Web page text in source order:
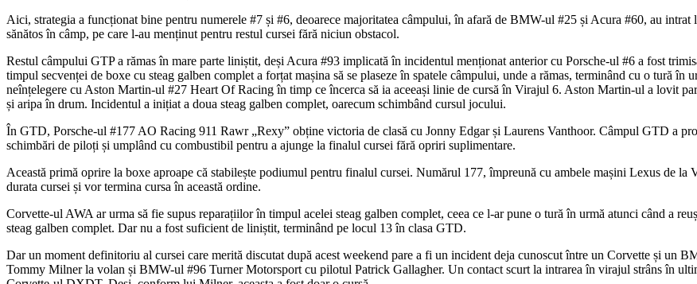
Aici, strategia a funcționat bine pentru numerele #7 și #6, deoarece majoritatea câmpului, în afară de BMW-ul #25 și Acura #60, au intrat
sănătos în câmp, pe care l-au menținut pentru restul cursei fără niciun obstacol.
Restul câmpului GTP a rămas în mare parte liniștit, deși Acura #93 implicată în incidentul menționat anterior cu Porsche-ul #6 a fost
timpul secvenței de boxe cu steag galben complet a forțat mașina să se plaseze în spatele câmpului, unde a rămas, terminând cu o tură
neînțelegere cu Aston Martin-ul #27 Heart Of Racing în timp ce încerca să ia aceeași linie de cursă în Virajul 6. Aston Martin-ul a lovit
și aripa în drum. Incidentul a inițiat a doua steag galben complet, oarecum schimbând cursul jocului.
În GTD, Porsche-ul #177 AO Racing 911 Rawr „Rexy” obține victoria de clasă cu Jonny Edgar și Laurens Vanthoor. Câmpul GTD a
schimbări de piloți și umplând cu combustibil pentru a ajunge la finalul cursei fără opriri suplimentare.
Această primă oprire la boxe aproape că stabilește podiumul pentru finalul cursei. Numărul 177, împreună cu ambele mașini Lexus de
durata cursei și vor termina cursa în această ordine.
Corvette-ul AWA ar urma să fie supus reparațiilor în timpul acelei steag galben complet, ceea ce l-ar pune o tură în urmă atunci când a
steag galben complet. Dar nu a fost suficient de liniștit, terminând pe locul 13 în clasa GTD.
Dar un moment definitoriu al cursei care merită discutat după acest weekend pare a fi un incident deja cunoscut între un Corvette și
Tommy Milner la volan și BMW-ul #96 Turner Motorsport cu pilotul Patrick Gallagher. Un contact scurt la intrarea în virajul strâns în